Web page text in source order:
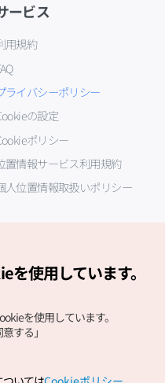
ービス
用規約
ライバシーポリシー
の設定
ポリシー
置情報サービス利用規約
人位置情報取扱いポリシー
使用しています。
を使用しています。
する」